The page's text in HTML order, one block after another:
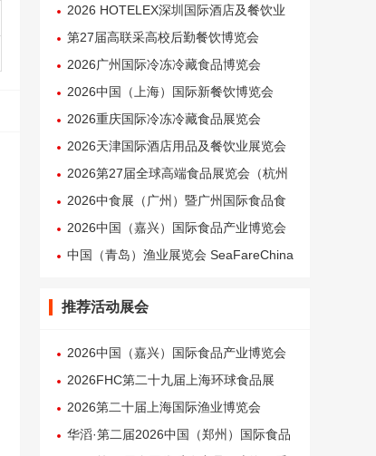
2026 HOTELEX深圳国际酒店及餐饮业
博览会
第27届高联采高校后勤餐饮博览会
2026广州国际冷冻冷藏食品博览会
2026中国（上海）国际新餐饮博览会
2026重庆国际冷冻冷藏食品展览会
2026天津国际酒店用品及餐饮业展览会
2026第27届全球高端食品展览会（杭州
全食展）
2026中食展（广州）暨广州国际食品食
材展
2026中国（嘉兴）国际食品产业博览会
中国（青岛）渔业展览会 SeaFareChina
推荐活动展会
2026中国（嘉兴）国际食品产业博览会
2026FHC第二十九届上海环球食品展
2026第二十届上海国际渔业博览会
华滔·第二届2026中国（郑州）国际食品